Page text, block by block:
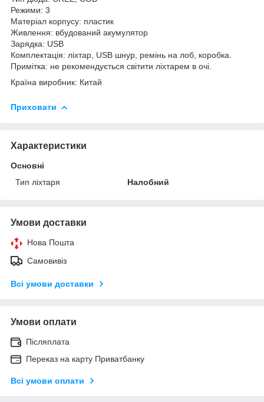
Режими: 3
Матеріал корпусу: пластик
Живлення: вбудований акумулятор
Зарядка: USB
Комплектація: ліхтар, USB шнур, ремінь на лоб, коробка.
Примітка: не рекомендується світити ліхтарем в очі.
Країна виробник: Китай
Приховати
Характеристики
Основні
Тип ліхтаря
Налобний
Умови доставки
Нова Пошта
Самовивіз
Всі умови доставки
Умови оплати
Післяплата
Переказ на карту Приватбанку
Всі умови оплати